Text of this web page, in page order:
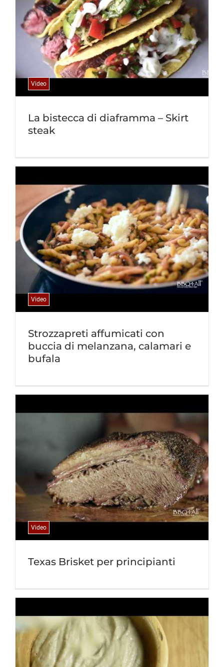
La bistecca di diaframma – Skirt
steak
Video
Strozzapreti affumicati con
buccia di melanzana, calamari e
bufala
Video
Texas Brisket per principianti
Video